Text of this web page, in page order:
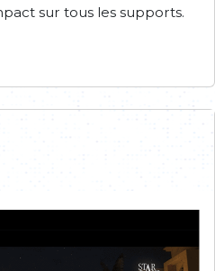
sur tous les supports.